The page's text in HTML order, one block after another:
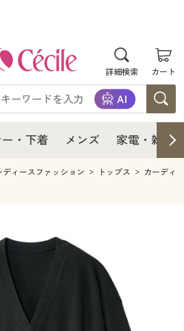
詳細検索 カート
具
販すべて
・下着 メンズ 家電・雑貨
て
着
通販すべて
ディースファッション トップス カーディ